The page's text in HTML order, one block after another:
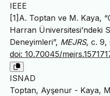
IEEE
[1]A. Toptan ve M. Kaya,
Harran Üniversitesi’ndeki
Deneyimleri”, MEJRS, c. 9,
doi: 10.70045/
ISNAD
Toptan, Ayşenur - Kaya,